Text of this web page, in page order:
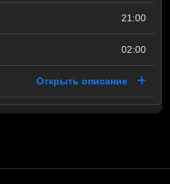
21:00
02:00
Открыть описание